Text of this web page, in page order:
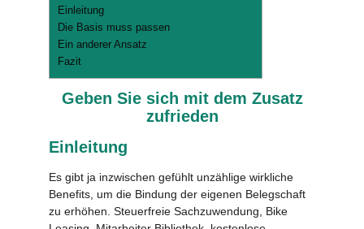
Einleitung
Die Basis muss passen
Ein anderer Ansatz
Fazit
Geben Sie sich mit dem Zusatz
zufrieden
Einleitung
Es gibt ja inzwischen gefühlt unzählige wirkliche
Benefits, um die Bindung der eigenen Belegschaft
zu erhöhen. Steuerfreie Sachzuwendung, Bike